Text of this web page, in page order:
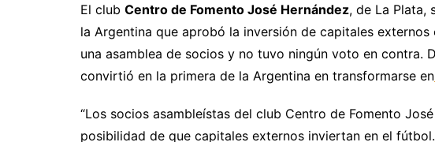
El club Centro de Fomento José Hernández, de La Plata,
la Argentina que aprobó la inversión de capitales
una asamblea de socios y no tuvo ningún voto en contra.
convirtió en la primera de la Argentina en transformarse en
“Los socios asambleístas del club Centro de Fomento
posibilidad de que capitales externos inviertan en el